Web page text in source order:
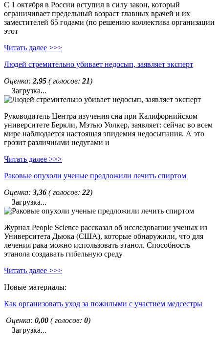
С 1 октября в России вступил в силу закон, который
ограничивает предельный возраст главных врачей и их
заместителей 65 годами (по решению коллектива организации
этот
Читать далее >>>
Людей стремительно убивает недосып, заявляет эксперт
Оценка: 2,95 ( голосов: 21)
Загрузка...
Руководитель Центра изучения сна при Калифорнийском
университете Беркли, Мэтью Уолкер, заявляет: сейчас во всем
мире наблюдается настоящая эпидемия недосыпания. А это
грозит различными недугами и
Читать далее >>>
Раковые опухоли ученые предложили лечить спиртом
Оценка: 3,36 ( голосов: 22)
Загрузка...
Журнал People Science рассказал об исследовании ученых из
Университета Дьюка (США), которые обнаружили, что для
лечения рака можно использовать этанол. Способность
этанола создавать гибельную среду
Читать далее >>>
Новые материалы:
Как организовать уход за пожилыми с участием медсестры
Оценка: 0,00 ( голосов: 0)
Загрузка...